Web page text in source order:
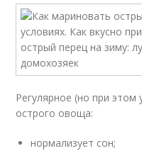
Регулярное (но при
острого овоща:
нормализует сон;